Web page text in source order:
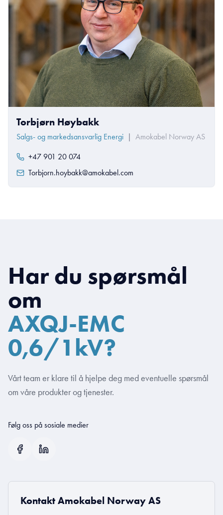
Torbjørn Høybakk
Salgs- og markedsansvarlig Energi | Amokabel Norway AS
+47 901 20 074
Torbjorn.hoybakk@amokabel.com
Har du spørsmål
om
AXQJ-EMC
0,6/1kV?
Vårt team er klare til å hjelpe deg med eventuelle spørsmål
om våre produkter og tjenester.
Følg oss på sosiale medier
Kontakt Amokabel Norway AS